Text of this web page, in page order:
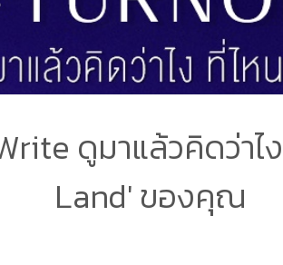
ดูมาแล้วคิดว่าไ
Land' ของคุณ